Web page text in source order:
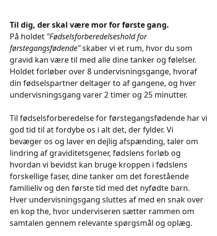
Til dig, der skal være mor for første gang.
På holdet "Fødselsforberedelseshold for
førstegangsfødende"skaber vi et rum, hvor du som
gravid kan være til med alle dine tanker og følelser.
Holdet forløber over 8 undervisningsgange, hvoraf
din fødselspartner deltager to af gangene, og hver
undervisningsgang varer 2 timer og 25 minutter.
Til fødselsforberedelse for førstegangsfødende har vi
god tid til at fordybe os i alt det, der fylder. Vi
bevæger os og laver en dejlig afspænding, taler om
lindring af graviditetsgener, fødslens forløb og
hvordan vi bevidst kan bruge kroppen i fødslens
forskellige faser, dine tanker om det forestående
familieliv og den første tid med det nyfødte barn.
Hver undervisningsgang sluttes af med en snak over
en kop the, hvor underviseren sætter rammen om
samtalen gennem relevante spørgsmål og oplæg.